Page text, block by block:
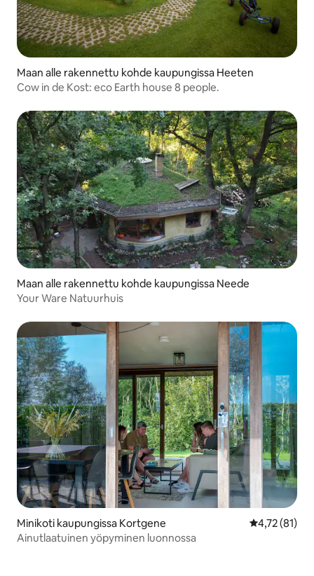
Maan alle rakennettu kohde kaupungissa Heeten
Cow in de Kost: eco Earth house 8 people.
Maan alle rakennettu kohde kaupungissa Neede
Your Ware Natuurhuis
Minikoti kaupungissa Kortgene
4,72 (81)
Ainutlaatuinen yöpyminen luonnossa